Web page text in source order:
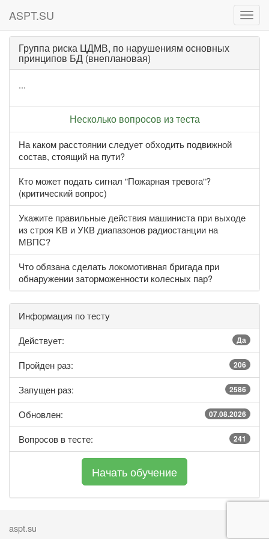
ASPT.SU
Группа риска ЦДМВ, по нарушениям основных
принципов БД (внеплановая)
...
Несколько вопросов из теста
На каком расстоянии следует обходить подвижной
состав, стоящий на пути?
Кто может подать сигнал "Пожарная тревога"?
(критический вопрос)
Укажите правильные действия машиниста при выходе
из строя KB и УКВ диапазонов радиостанции на
МВПС?
Что обязана сделать локомотивная бригада при
обнаружении заторможенности колесных пар?
Информация по тесту
Действует:
Да
Пройден раз: 206
Запущен раз: 2586
Обновлен: 07.08.2026
Вопросов в тесте: 241
aspt.su